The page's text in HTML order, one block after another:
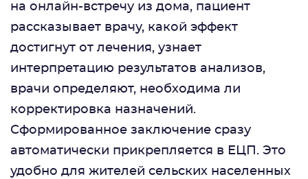
на онлайн-встречу из дома, пациент
рассказывает врачу, какой эффект
достигнут от лечения, узнает
интерпретацию результатов анализов,
врачи определяют, необходима ли
корректировка назначений.
Сформированное заключение сразу
автоматически прикрепляется в ЕЦП. Это
удобно для жителей сельских населенных